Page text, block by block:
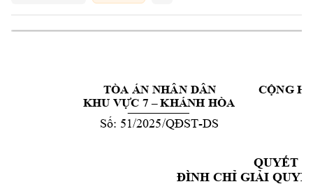
TÒA ÁN NHÂN DÂN
KHU VỰC 7 – KHÁNH HÒA
CỘNG
Số: 51/2025/QĐST-DS
QUYẾT
ĐÌNH CHỈ GIẢI